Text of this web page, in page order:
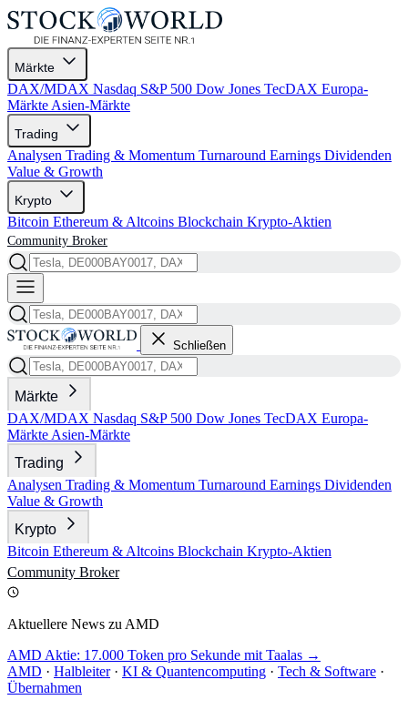
Märkte
DAX/MDAX Nasdaq S&P 500 Dow Jones TecDAX Europa-
Märkte Asien-Märkte
Trading
Analysen Trading & Momentum Turnaround Earnings Dividenden
Value & Growth
Krypto
Bitcoin Ethereum & Altcoins Blockchain Krypto-Aktien
Community Broker
Schließen
Märkte
DAX/MDAX Nasdaq S&P 500 Dow Jones TecDAX Europa-
Märkte Asien-Märkte
Trading
Analysen Trading & Momentum Turnaround Earnings Dividenden
Value & Growth
Krypto
Bitcoin Ethereum & Altcoins Blockchain Krypto-Aktien
Community Broker
Aktuellere News zu AMD
AMD Aktie: 17.000 Token pro Sekunde mit Taalas →
AMD · Halbleiter · KI & Quantencomputing · Tech & Software ·
Übernahmen